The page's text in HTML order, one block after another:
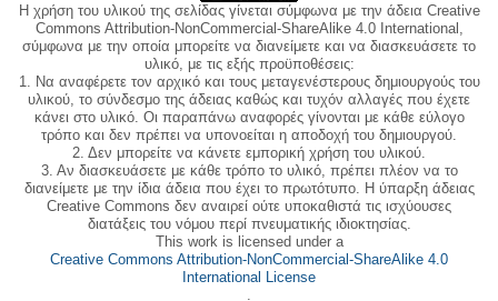
Η χρήση του υλικού της σελίδας γίνεται σύμφωνα με την άδεια Creative
Commons Attribution-NonCommercial-ShareAlike 4.0 International,
σύμφωνα με την οποία μπορείτε να διανείμετε και να διασκευάσετε το
υλικό, με τις εξής προϋποθέσεις:
1. Να αναφέρετε τον αρχικό και τους μεταγενέστερους δημιουργούς του
υλικού, το σύνδεσμο της άδειας καθώς και τυχόν αλλαγές που έχετε
κάνει στο υλικό. Οι παραπάνω αναφορές γίνονται με κάθε εύλογο
τρόπο και δεν πρέπει να υπονοείται η αποδοχή του δημιουργού.
2. Δεν μπορείτε να κάνετε εμπορική χρήση του υλικού.
3. Αν διασκευάσετε με κάθε τρόπο το υλικό, πρέπει πλέον να το
διανείμετε με την ίδια άδεια που έχει το πρωτότυπο. Η ύπαρξη άδειας
Creative Commons δεν αναιρεί ούτε υποκαθιστά τις ισχύουσες
διατάξεις του νόμου περί πνευματικής ιδιοκτησίας.
This work is licensed under a
Creative Commons Attribution-NonCommercial-ShareAlike 4.0
International License